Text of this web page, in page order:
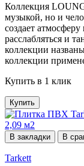
Коллекция
музыкой, но и
создает
расслабляться и
коллекции
коллекции
Купить в 1 клик
Купить
В закладки В
Tarkett